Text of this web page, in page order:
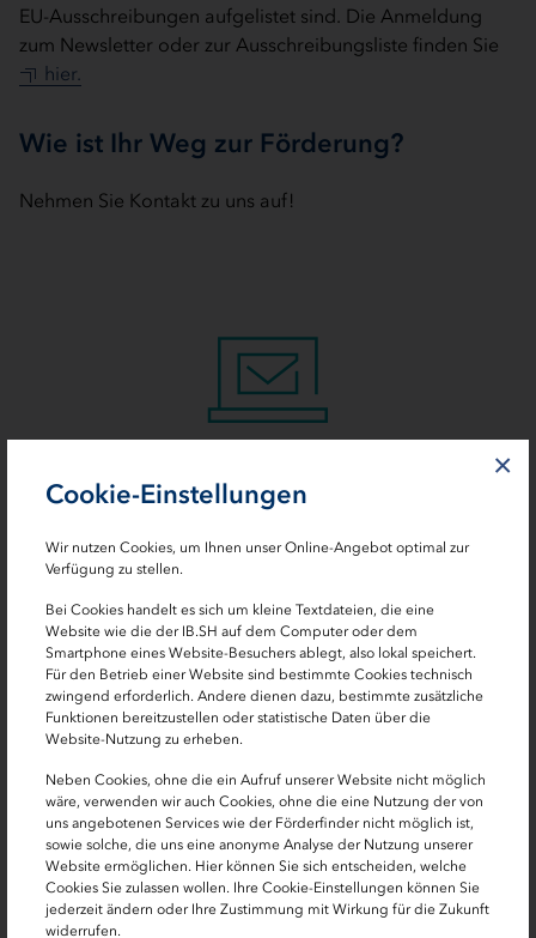
Cookie-Einstellungen
Wir nutzen Cookies, um Ihnen unser Online-Angebot optimal zur
Verfügung zu stellen.
Bei Cookies handelt es sich um kleine Textdateien, die eine
Website wie die der IB.SH auf dem Computer oder dem
Smartphone eines Website-Besuchers ablegt, also lokal speichert.
Für den Betrieb einer Website sind bestimmte Cookies technisch
zwingend erforderlich. Andere dienen dazu, bestimmte zusätzliche
Funktionen bereitzustellen oder statistische Daten über die
Website-Nutzung zu erheben.
Neben Cookies, ohne die ein Aufruf unserer Website nicht möglich
wäre, verwenden wir auch Cookies, ohne die eine Nutzung der von
uns angebotenen Services wie der Förderfinder nicht möglich ist,
sowie solche, die uns eine anonyme Analyse der Nutzung unserer
Website ermöglichen. Hier können Sie sich entscheiden, welche
Cookies Sie zulassen wollen. Ihre Cookie-Einstellungen können Sie
jederzeit ändern oder Ihre Zustimmung mit Wirkung für die Zukunft
widerrufen.
×
EU-Ausschreibungen aufgelistet sind. Die Anmeldung
zum Newsletter oder zur Ausschreibungsliste finden Sie
hier.
Wie ist Ihr Weg zur Förderung?
Nehmen Sie Kontakt zu uns auf!
Der Newsletter „Eurobrief“ enthält
Kooperationsangebote des Enterprise Europe Network,
Hinweise auf aktuelle EU-Ausschreibungen und
Veranstaltungen sowie aktuelle Nachrichten rund um die
EU-Förderung in Hamburg und Schleswig-Holstein.
Newsletter abonnieren